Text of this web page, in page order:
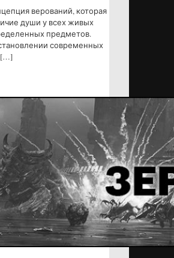
верований, которая
души у всех живых
предметов.
современных
[…]